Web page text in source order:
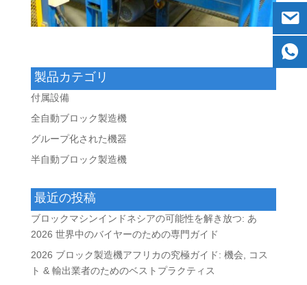
製品カテゴリ
付属設備
全自動ブロック製造機
グループ化された機器
半自動ブロック製造機
最近の投稿
ブロックマシンインドネシアの可能性を解き放つ: あ
2026 世界中のバイヤーのための専門ガイド
2026 ブロック製造機アフリカの究極ガイド: 機会, コス
ト & 輸出業者のためのベストプラクティス